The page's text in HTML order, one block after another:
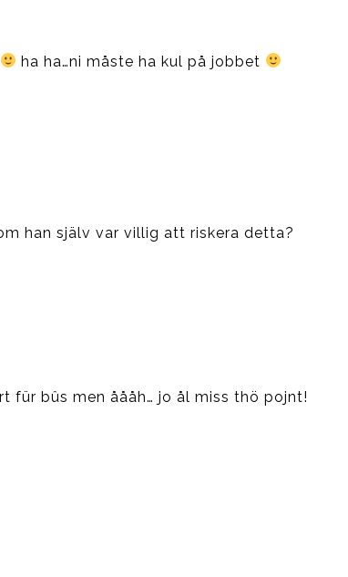
ha ha…ni måste ha kul på jobbet
han själv var villig att riskera detta?
für bûs men åååh… jo ål miss thö pojnt!